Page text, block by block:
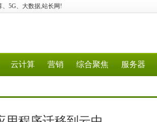
、5G、大数据,站长网!
云计算 营销 综合聚焦 服务器